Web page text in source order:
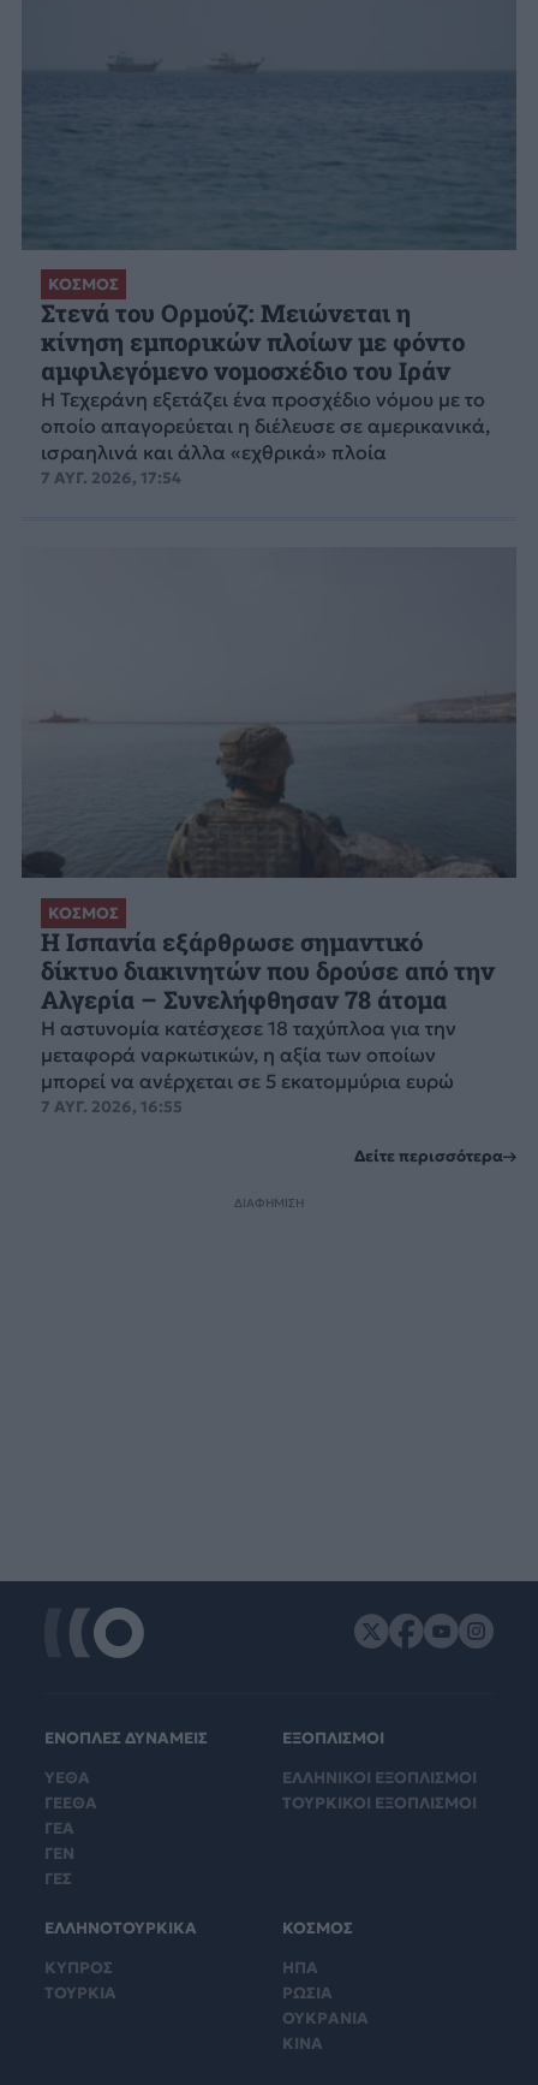
ΚΟΣΜΟΣ
Στενά του Ορμούζ: Μειώνεται η
κίνηση εμπορικών πλοίων με φόντο
αμφιλεγόμενο νομοσχέδιο του Ιράν
Η Τεχεράνη εξετάζει ένα προσχέδιο νόμου με το
οποίο απαγορεύεται η διέλευσε σε αμερικανικά,
ισραηλινά και άλλα «εχθρικά» πλοία
7 ΑΥΓ. 2026, 17:54
ΚΟΣΜΟΣ
Η Ισπανία εξάρθρωσε σημαντικό
δίκτυο διακινητών που δρούσε από την
Αλγερία – Συνελήφθησαν 78 άτομα
Η αστυνομία κατέσχεσε 18 ταχύπλοα για την
μεταφορά ναρκωτικών, η αξία των οποίων
μπορεί να ανέρχεται σε 5 εκατομμύρια ευρώ
7 ΑΥΓ. 2026, 16:55
Δείτε περισσότερα
ΔΙΑΦΗΜΙΣΗ
ΕΝΟΠΛΕΣ ΔΥΝΑΜΕΙΣ
ΥΕΘΑ
ΓΕΕΘΑ
ΓΕΑ
ΓΕΝ
ΓΕΣ
ΕΞΟΠΛΙΣΜΟΙ
ΕΛΛΗΝΙΚΟΙ ΕΞΟΠΛΙΣΜΟΙ
ΤΟΥΡΚΙΚΟΙ ΕΞΟΠΛΙΣΜΟΙ
ΕΛΛΗΝΟΤΟΥΡΚΙΚΑ
ΚΥΠΡΟΣ
ΤΟΥΡΚΙΑ
ΚΟΣΜΟΣ
ΗΠΑ
ΡΩΣΙΑ
ΟΥΚΡΑΝΙΑ
ΚΙΝΑ